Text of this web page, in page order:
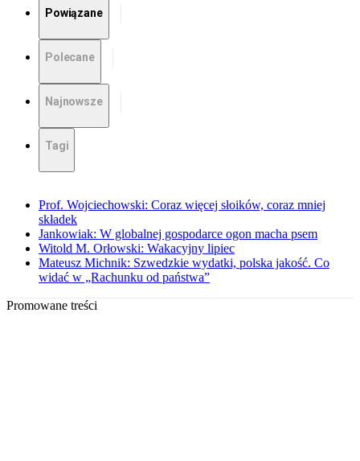
Powiązane
Polecane
Najnowsze
Tagi
Prof. Wojciechowski: Coraz więcej słoików, coraz mniej
składek
Jankowiak: W globalnej gospodarce ogon macha psem
Witold M. Orłowski: Wakacyjny lipiec
Mateusz Michnik: Szwedzkie wydatki, polska jakość. Co
widać w „Rachunku od państwa”
Promowane treści